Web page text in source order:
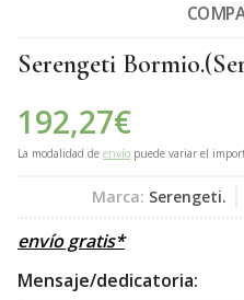
Serengeti Bormio.
192,27€
La modalidad de envío puede variar el
Marca: Serengeti.
envío gratis*
Mensaje/dedicatoria: